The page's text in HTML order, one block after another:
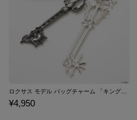
ロクサス モデル バッグチャーム 「キングダム ハーツ」シリーズ
¥4,950